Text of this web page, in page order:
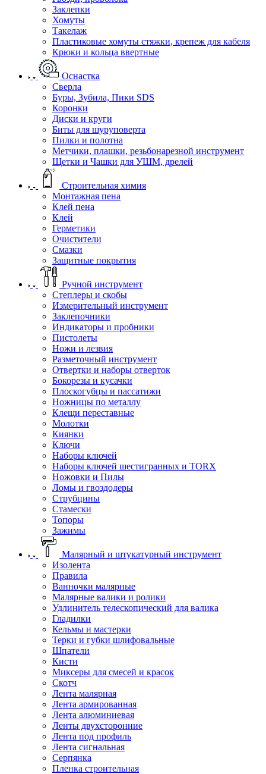
Заклепки
Хомуты
Такелаж
Пластиковые хомуты стяжки, крепеж для кабеля
Крюки и кольца ввертные
Оснастка
Сверла
Буры, Зубила, Пики SDS
Коронки
Диски и круги
Биты для шуруповерта
Пилки и полотна
Метчики, плашки, резьбонарезной инструмент
Щетки и Чашки для УШМ, дрелей
Строительная химия
Монтажная пена
Клей пена
Клей
Герметики
Очистители
Смазки
Защитные покрытия
Ручной инструмент
Степлеры и скобы
Измерительный инструмент
Заклепочники
Индикаторы и пробники
Пистолеты
Ножи и лезвия
Разметочный инструмент
Отвертки и наборы отверток
Бокорезы и кусачки
Плоскогубцы и пассатижи
Ножницы по металлу
Клещи переставные
Молотки
Киянки
Ключи
Наборы ключей
Наборы ключей шестигранных и TORX
Ножовки и Пилы
Ломы и гвоздодеры
Струбцины
Стамески
Топоры
Зажимы
Малярный и штукатурный инструмент
Изолента
Правила
Ванночки малярные
Малярные валики и ролики
Удлинитель телескопический для валика
Гладилки
Кельмы и мастерки
Терки и губки шлифовальные
Шпатели
Кисти
Миксеры для смесей и красок
Скотч
Лента малярная
Лента армированная
Лента алюминиевая
Ленты двухсторонние
Лента под профиль
Лента сигнальная
Серпянка
Пленка строительная